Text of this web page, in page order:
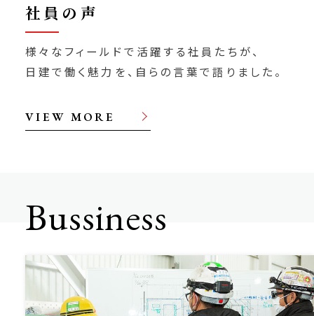
社員の声
様々なフィールドで活躍する社員たちが、
⽇建で働く魅⼒を、⾃らの⾔葉で語りました。
VIEW MORE
Bussiness